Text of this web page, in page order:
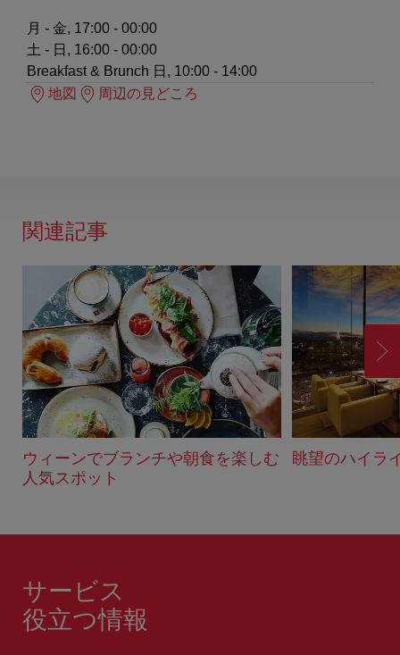
月 - 金, 17:00 - 00:00
土 - 日, 16:00 - 00:00
Breakfast & Brunch 日, 10:00 - 14:00
地図
周辺の見どころ
関連記事
ウィーンでブランチや朝食を楽しむ
人気スポット
眺望のハイラ
進
む
サービス
役立つ情報